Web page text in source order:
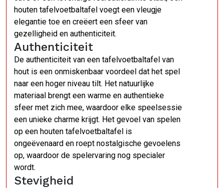
houten tafelvoetbaltafel voegt een vleugje
elegantie toe en creëert een sfeer van
gezelligheid en authenticiteit.
Authenticiteit
De authenticiteit van een tafelvoetbaltafel van
hout is een onmiskenbaar voordeel dat het spel
naar een hoger niveau tilt. Het natuurlijke
materiaal brengt een warme en authentieke
sfeer met zich mee, waardoor elke speelsessie
een unieke charme krijgt. Het gevoel van spelen
op een houten tafelvoetbaltafel is
ongeëvenaard en roept nostalgische gevoelens
op, waardoor de spelervaring nog specialer
wordt.
Stevigheid